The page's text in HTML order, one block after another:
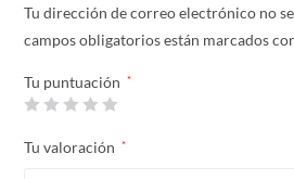
Tu dirección de correo electrónico no
campos obligatorios están marcados
Tu puntuación *
Tu valoración *